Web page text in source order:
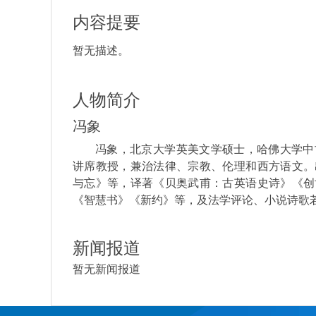
内容提要
暂无描述。
人物简介
冯象
冯象，北京大学英美文学硕士，哈佛大学
讲席教授，兼治法律、宗教、伦理和西方语文
与忘》等，译著《贝奥武甫：古英语史诗》《
《智慧书》《新约》等，及法学评论、小说诗歌
新闻报道
暂无新闻报道